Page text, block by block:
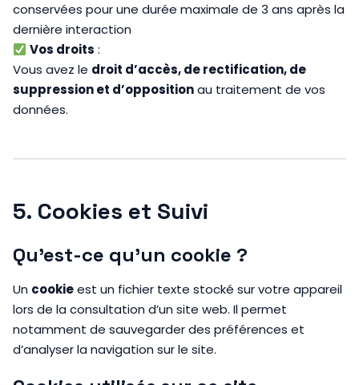
conservées pour une durée maximale de 3 ans après la
dernière interaction
Vos droits :
Vous avez le droit d’accès, de rectification, de
suppression et d’oppositionau traitement de vos
données.
5. Cookies et Suivi
Qu’est-ce qu’un cookie ?
Un cookieest un fichier texte stocké sur votre appareil
lors de la consultation d’un site web. Il permet
notamment de sauvegarder des préférences et
d’analyser la navigation sur le site.